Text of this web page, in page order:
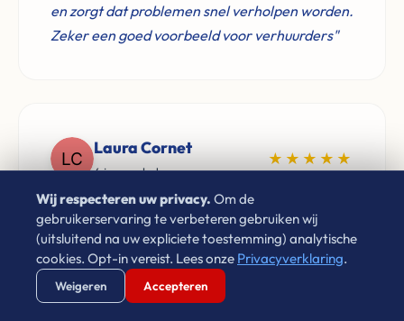
en zorgt dat problemen snel verholpen worden.
Zeker een goed voorbeeld voor verhuurders"
Laura Cornet
4 jaar geleden
★★★★★
"Sinds 2009 heb ik via Leon gehuurd in
Eindhoven. Hij is netjes, vriendelijk en zorgt
ervoor dat problemen altijd op een goede
manier opgelost worden. Prima huurbaas!"
Wij respecteren uw privacy. Om de
gebruikerservaring te verbeteren gebruiken wij
(uitsluitend na uw expliciete toestemming) analytische
cookies. Opt-in vereist. Lees onze Privacyverklaring.
Weigeren Accepteren
Verstuur WhatsApp